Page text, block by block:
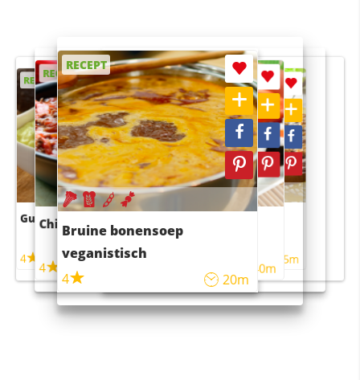
RECEPT
Guacamole
4
RECEPT
Chili con carne
4 45m
RECEPT
Bruine bonensoep
veganistisch
4
20m
RECEPT
Sushi rijstsalade
maaltijdsalade
40m
RECEPT
4 55m